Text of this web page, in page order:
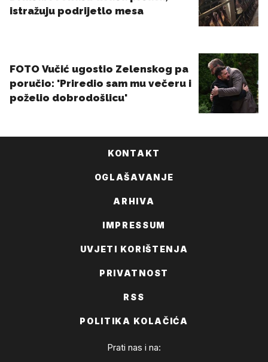
KONTAKT
OGLAŠAVANJE
ARHIVA
IMPRESSUM
UVJETI KORIŠTENJA
PRIVATNOST
RSS
POLITIKA KOLAČIĆA
Prati nas i na: